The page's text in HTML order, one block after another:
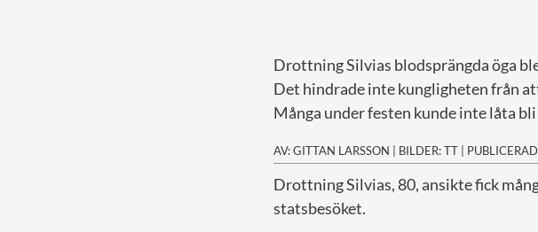
Drottning Silvias blodsprängda öga
Det hindrade inte kungligheten från
Många under festen kunde inte låta
AV: GITTAN LARSSON | BILDER: TT |
Drottning Silvias, 80, ansikte fick
statsbesöket.